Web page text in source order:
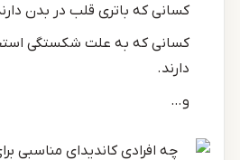
کسانی که باتری قلب در بدن
کسانی که به علت شکستگی
دارند.
و…